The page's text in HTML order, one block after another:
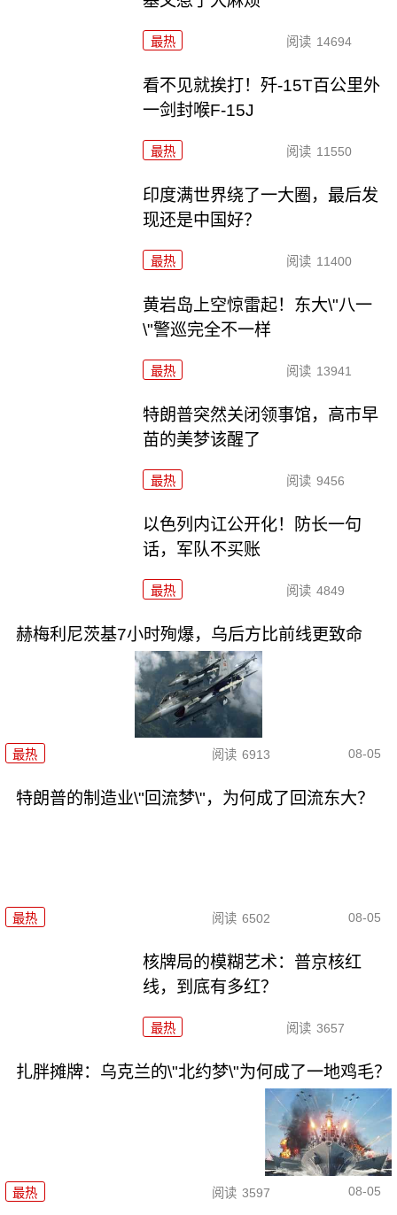
最热 阅读 14694
看不见就挨打！歼-15T百公里外
一剑封喉F-15J
最热 阅读 11550
印度满世界绕了一大圈，最后发
现还是中国好？
最热 阅读 11400
黄岩岛上空惊雷起！东大\"八一
\"警巡完全不一样
最热 阅读 13941
特朗普突然关闭领事馆，高市早
苗的美梦该醒了
最热 阅读 9456
以色列内讧公开化！防长一句
话，军队不买账
最热 阅读 4849
赫梅利尼茨基7小时殉爆，乌后方比前线更致命
最热 阅读 6913 08-05
特朗普的制造业\"回流梦\"，为何成了回流东大？
最热 阅读 6502 08-05
核牌局的模糊艺术：普京核红
线，到底有多红？
最热 阅读 3657
扎胖摊牌：乌克兰的\"北约梦\"为何成了一地鸡毛？
最热 阅读 3597 08-05